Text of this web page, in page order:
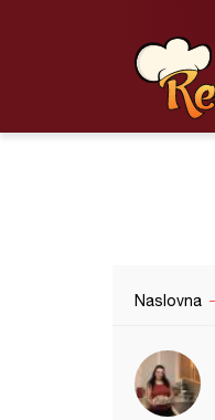
Naslovna